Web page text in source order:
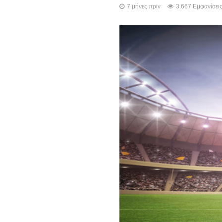
7 μήνες πριν 3.667 Εμφανίσεις